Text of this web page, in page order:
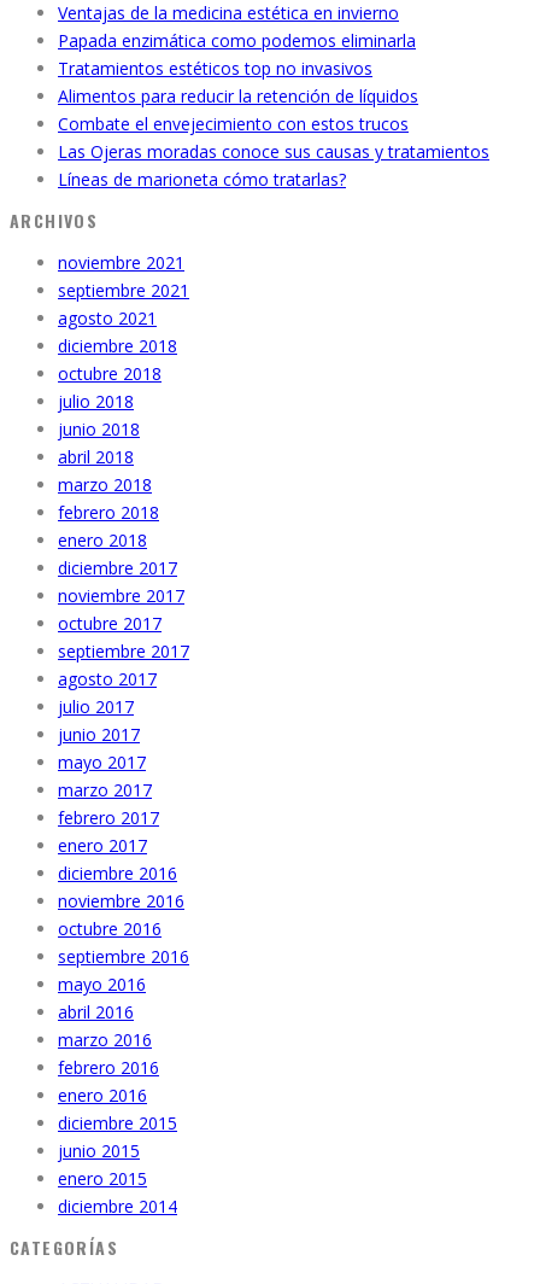
Ventajas de la medicina estética en invierno
Papada enzimática como podemos eliminarla
Tratamientos estéticos top no invasivos
Alimentos para reducir la retención de líquidos
Combate el envejecimiento con estos trucos
Las Ojeras moradas conoce sus causas y tratamientos
Líneas de marioneta cómo tratarlas?
ARCHIVOS
noviembre 2021
septiembre 2021
agosto 2021
diciembre 2018
octubre 2018
julio 2018
junio 2018
abril 2018
marzo 2018
febrero 2018
enero 2018
diciembre 2017
noviembre 2017
octubre 2017
septiembre 2017
agosto 2017
julio 2017
junio 2017
mayo 2017
marzo 2017
febrero 2017
enero 2017
diciembre 2016
noviembre 2016
octubre 2016
septiembre 2016
mayo 2016
abril 2016
marzo 2016
febrero 2016
enero 2016
diciembre 2015
junio 2015
enero 2015
diciembre 2014
CATEGORÍAS